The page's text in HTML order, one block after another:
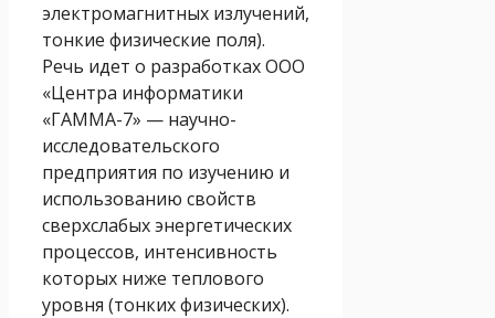
электромагнитных излучений,
тонкие физические поля).
Речь идет о разработках ООО
«Центра информатики
«ГАММА-7» — научно-
исследовательского
предприятия по изучению и
использованию свойств
сверхслабых энергетических
процессов, интенсивность
которых ниже теплового
уровня (тонких физических).